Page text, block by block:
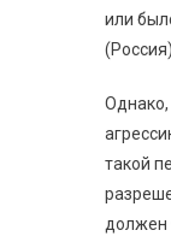
или
Однако,
такой
должен